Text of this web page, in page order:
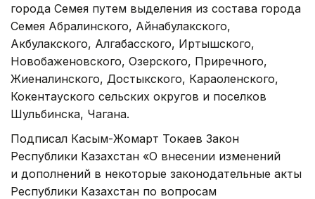
города Семея путем выделения из состава города
Семея Абралинского, Айнабулакского,
Акбулакского, Алгабасского, Иртышского,
Новобаженовского, Озерского, Приречного,
Жиеналинского, Достыкского, Караоленского,
Кокентауского сельских округов и поселков
Шульбинска, Чагана.
Подписал Касым-Жомарт Токаев Закон
Республики Казахстан «О внесении изменений
и дополнений в некоторые законодательные акты
Республики Казахстан по вопросам